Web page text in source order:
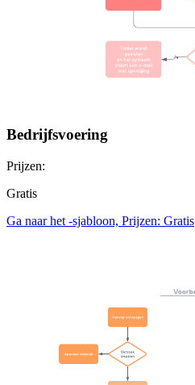
Bedrijfsvoering
Prijzen:
Gratis
Ga naar het -sjabloon, Prijzen: Gratis